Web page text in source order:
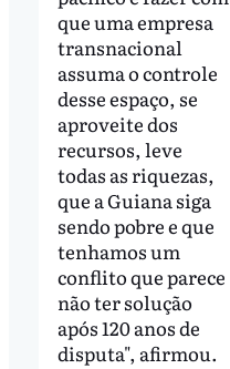
que uma empresa
transnacional
assuma o controle
desse espaço, se
aproveite dos
recursos, leve
todas as riquezas,
que a Guiana siga
sendo pobre e que
tenhamos um
conflito que parece
não ter solução
após 120 anos de
disputa", afirmou.